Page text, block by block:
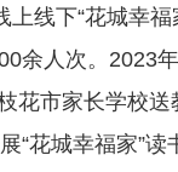
上线下“花城幸
余人次。2023
花市家长学校
“花城幸福家”